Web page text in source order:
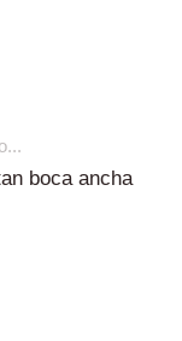
boca ancha